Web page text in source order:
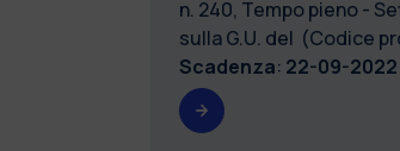
n. 240, Tempo pieno -
sulla G.U. del (Codice
Scadenza: 22-09-2022